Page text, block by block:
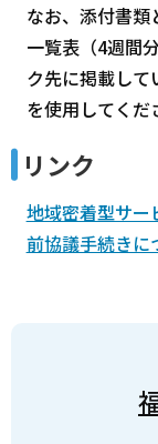
なお、添付書
一覧表（4週間
ク先に掲載して
を使用してくだ
リンク
地域密着型サー
前協議手続きに